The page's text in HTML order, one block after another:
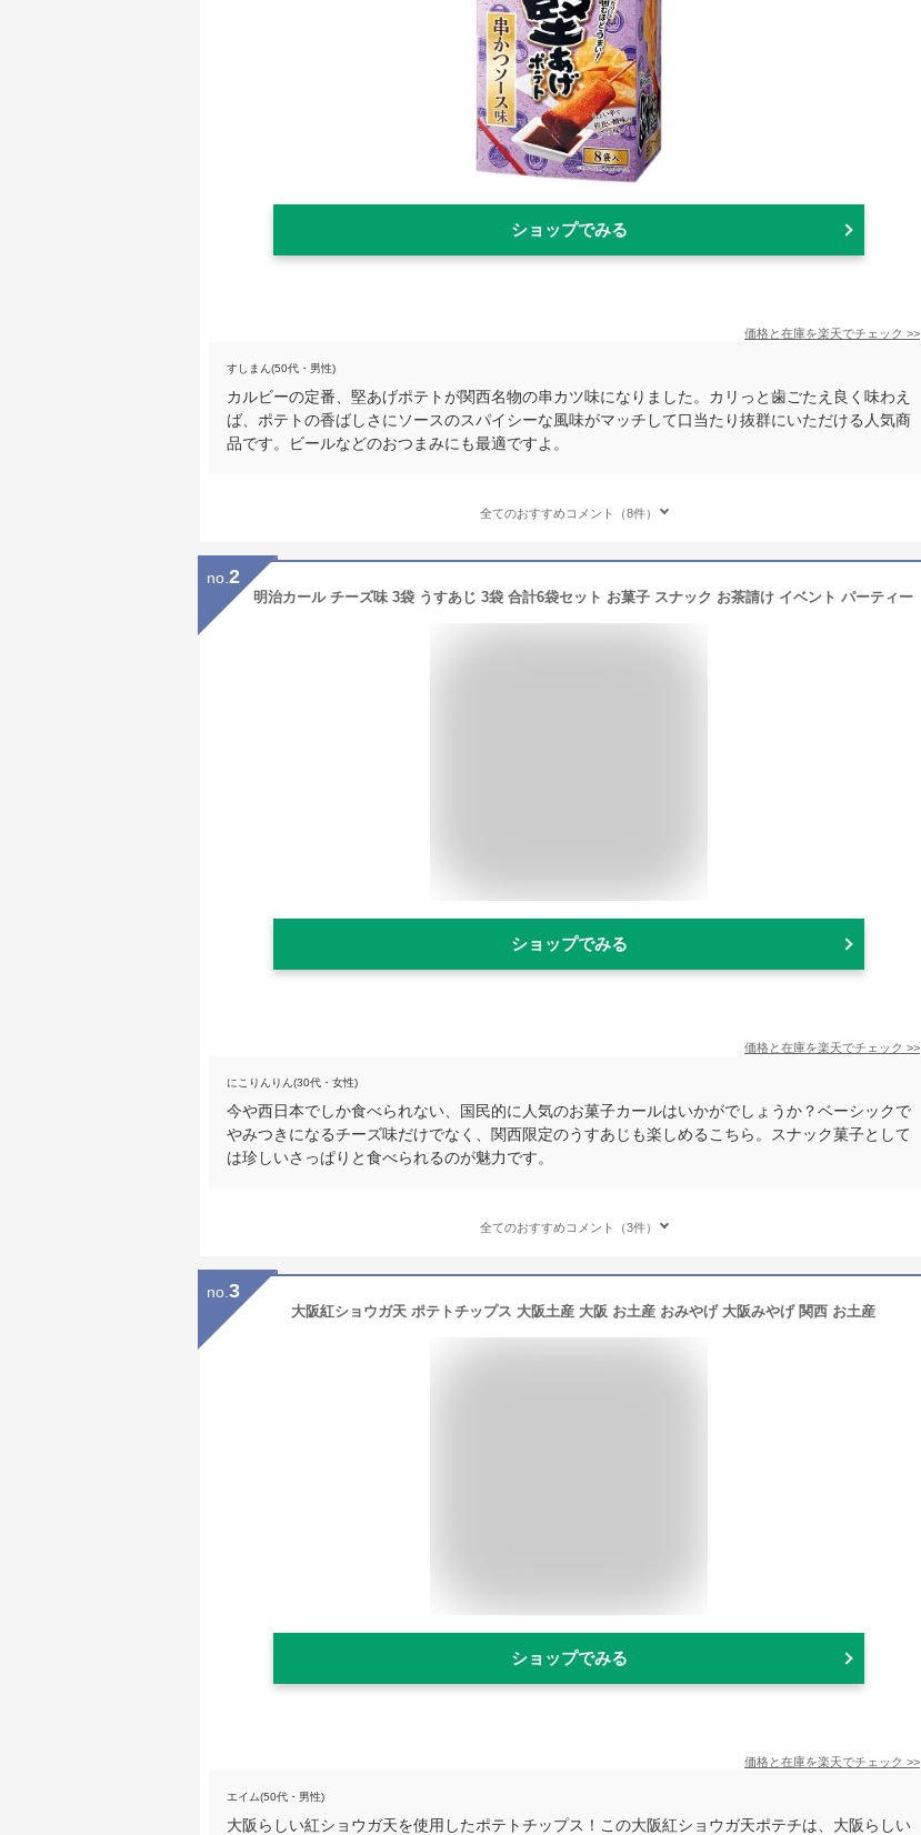
ショップでみる
価格と在庫を楽天でチェック >>
すしまん(50代・男性)
カルビーの定番、堅あげポテトが関西名物の串カツ味になりました。カリっと歯ごたえ良く味わえ
ば、ポテトの香ばしさにソースのスパイシーな風味がマッチして口当たり抜群にいただける人気商
品です。ビールなどのおつまみにも最適ですよ。
全てのおすすめコメント（8件）
no. 2
明治カール チーズ味 3袋 うすあじ 3袋 合計6袋セット お菓子 スナック お茶請け イベント パーティー
ショップでみる
価格と在庫を楽天でチェック >>
にこりんりん(30代・女性)
今や西日本でしか食べられない、国民的に人気のお菓子カールはいかがでしょうか？ベーシックで
やみつきになるチーズ味だけでなく、関西限定のうすあじも楽しめるこちら。スナック菓子として
は珍しいさっぱりと食べられるのが魅力です。
全てのおすすめコメント（3件）
no. 3
大阪紅ショウガ天 ポテトチップス 大阪土産 大阪 お土産 おみやげ 大阪みやげ 関西 お土産
ショップでみる
価格と在庫を楽天でチェック >>
エイム(50代・男性)
大阪らしい紅ショウガ天を使用したポテトチップス！この大阪紅ショウガ天ポテチは、大阪らしい